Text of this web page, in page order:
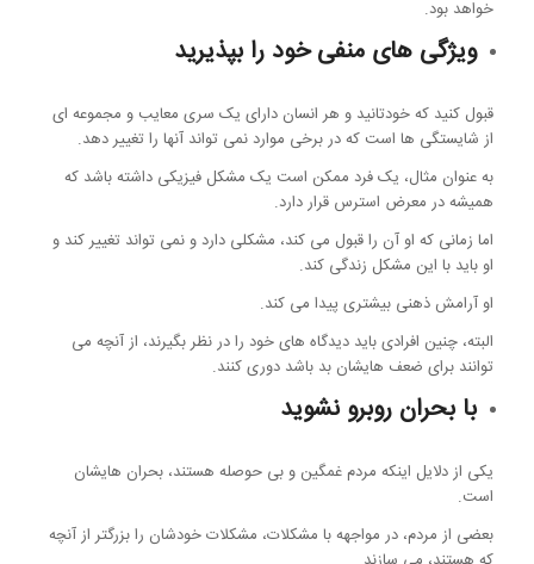
خواهد بود.
ویژگی های منفی خود را بپذیرید
قبول کنید که خودتانید و هر انسان دارای یک سری معایب و مجموعه ای
از شایستگی ها است که در برخی موارد نمی تواند آنها را تغییر دهد.
به عنوان مثال، یک فرد ممکن است یک مشکل فیزیکی داشته باشد که
همیشه در معرض استرس قرار دارد.
اما زمانی که او آن را قبول می کند، مشکلی دارد و نمی تواند تغییر کند و
او باید با این مشکل زندگی کند.
او آرامش ذهنی بیشتری پیدا می کند.
البته، چنین افرادی باید دیدگاه های خود را در نظر بگیرند، از آنچه می
توانند برای ضعف هایشان بد باشد دوری کنند.
با بحران روبرو نشوید
یکی از دلایل اینکه مردم غمگین و بی حوصله هستند، بحران هایشان
است.
بعضی از مردم، در مواجهه با مشکلات، مشکلات خودشان را بزرگتر از آنچه